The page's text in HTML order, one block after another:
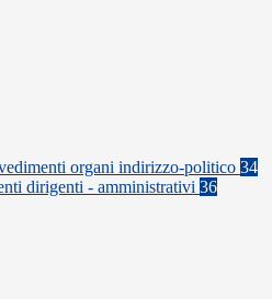
organi indirizzo-politico 34
dirigenti - amministrativi 36